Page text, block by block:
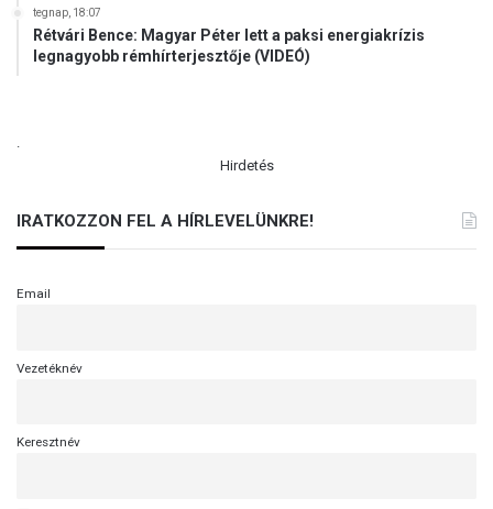
tegnap, 18:07
Rétvári Bence: Magyar Péter lett a paksi energiakrízis
legnagyobb rémhírterjesztője (VIDEÓ)
.
Hirdetés
IRATKOZZON FEL A HÍRLEVELÜNKRE!
Email
Vezetéknév
Keresztnév